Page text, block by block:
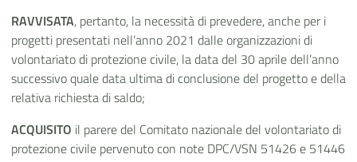
RAVVISATA, pertanto, la necessità di prevedere, anche per i
progetti presentati nell’anno 2021 dalle organizzazioni di
volontariato di protezione civile, la data del 30 aprile dell’anno
successivo quale data ultima di conclusione del progetto e della
relativa richiesta di saldo;
ACQUISITO il parere del Comitato nazionale del volontariato di
protezione civile pervenuto con note DPC/VSN 51426 e 51446